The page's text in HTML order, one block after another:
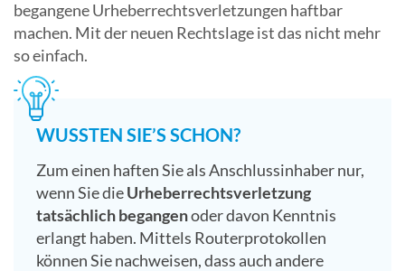
begangene Urheberrechtsverletzungen haftbar
machen. Mit der neuen Rechtslage ist das nicht mehr
so einfach.
WUSSTEN SIE’S SCHON?
Zum einen haften Sie als Anschlussinhaber nur,
wenn Sie dieUrheberrechtsverletzung
tatsächlich begangenoder davon Kenntnis
erlangt haben. Mittels Routerprotokollen
können Sie nachweisen, dass auch andere